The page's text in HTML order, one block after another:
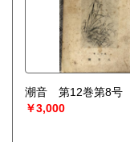
潮音 第12巻第8号
￥3,000